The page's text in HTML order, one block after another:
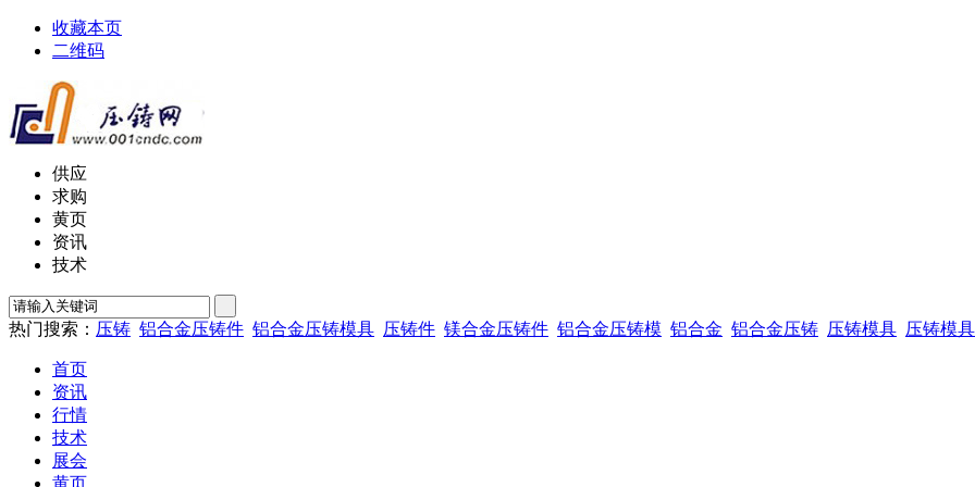
收藏本页
二维码
供应
求购
黄页
资讯
技术
热门搜索： 压铸 铝合金压铸件 铝合金压铸模具 压铸件 镁合金压铸件 铝合金压铸模 铝合金 铝合金压铸 压铸模具 压铸模
首页
资讯
行情
技术
展会
黄页